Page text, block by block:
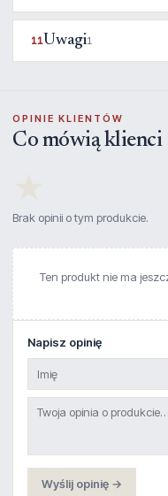
11Uwagi1
OPINIE KLIENTÓW
Co mówią klienci
Brak opinii o tym produkcie.
Ten produkt nie ma
Napisz opinię
Wyślij opinię →